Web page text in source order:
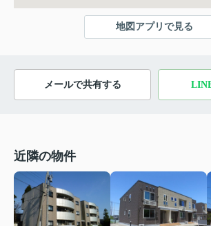
地図アプリで見る
メールで共有する
近隣の物件